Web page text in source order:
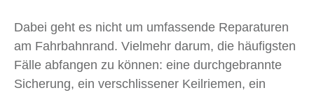
Dabei geht es nicht um umfassende Reparaturen
am Fahrbahnrand. Vielmehr darum, die häufigsten
Fälle abfangen zu können: eine durchgebrannte
Sicherung, ein verschlissener Keilriemen, ein